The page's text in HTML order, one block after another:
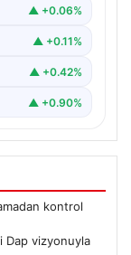
▲ +0.06%
▲ +0.11%
▲ +0.42%
▲ +0.90%
kontrol
Dap vizyonuyla